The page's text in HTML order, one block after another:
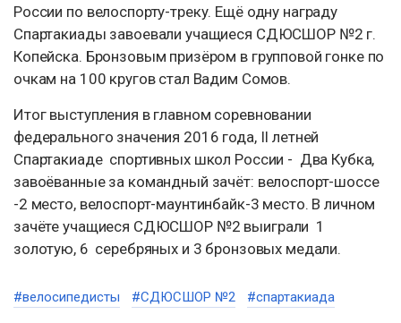
России по велоспорту-треку. Ещё одну награду
Спартакиады завоевали учащиеся СДЮСШОР №2 г.
Копейска. Бронзовым призёром в групповой гонке по
очкам на 100 кругов стал Вадим Сомов.
Итог выступления в главном соревновании
федерального значения 2016 года, II летней
Спартакиаде спортивных школ России - Два Кубка,
завоёванные за командный зачёт: велоспорт-шоссе
-2 место, велоспорт-маунтинбайк-3 место. В личном
зачёте учащиеся СДЮСШОР №2 выиграли 1
золотую, 6 серебряных и 3 бронзовых медали.
#велосипедисты #СДЮСШОР №2 #спартакиада